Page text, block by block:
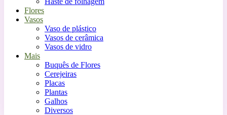
Flores
Vasos
Vaso de plástico
Vasos de cerâmica
Vasos de vidro
Mais
Buquês de Flores
Cerejeiras
Placas
Plantas
Galhos
Diversos